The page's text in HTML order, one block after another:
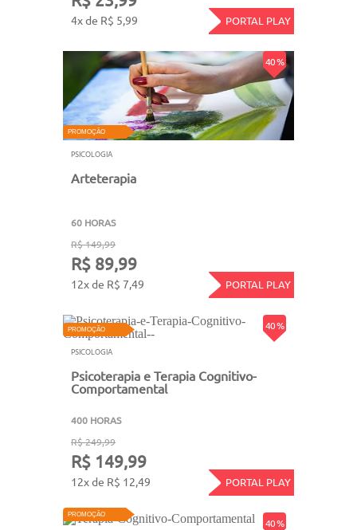
4x de R$ 5,99 PORTAL PLAY
40 %
PROMOÇÃO
PSICOLOGIA
Arteterapia
60 HORAS
R$ 149,99
R$ 89,99
12x de R$ 7,49 PORTAL PLAY
40 %
PROMOÇÃO
PSICOLOGIA
Psicoterapia e Terapia Cognitivo-
Comportamental
400 HORAS
R$ 249,99
R$ 149,99
12x de R$ 12,49 PORTAL PLAY
40 %
PROMOÇÃO